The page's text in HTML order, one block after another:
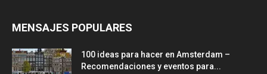
MENSAJES POPULARES
100 ideas para hacer en Amsterdam –
Recomendaciones y eventos para...